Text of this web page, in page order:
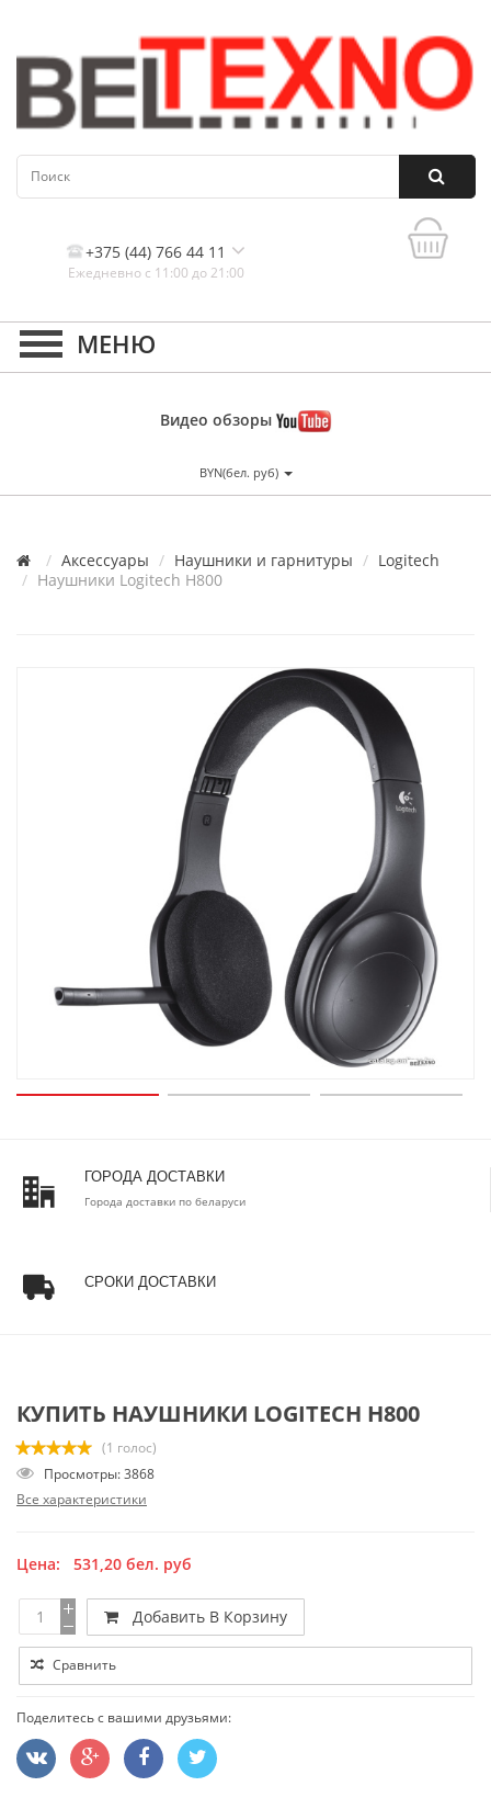
+375 (44) 766 44 11
Ежедневно с 11:00 до 21:00
Контакты, и схема проезда
Видео обзоры
BYN(бел. руб)
Аксессуары Наушники и гарнитуры
Logitech
Наушники Logitech H800
ГОРОДА ДОСТАВКИ
Города доставки по беларуси
СРОКИ ДОСТАВКИ
КУПИТЬ НАУШНИКИ LOGITECH H800
(1 голос)
Просмотры: 3868
Все характеристики
Цена: 531,20 бел. руб
Добавить В Корзину
Сравнить
Поделитесь с вашими друзьями: